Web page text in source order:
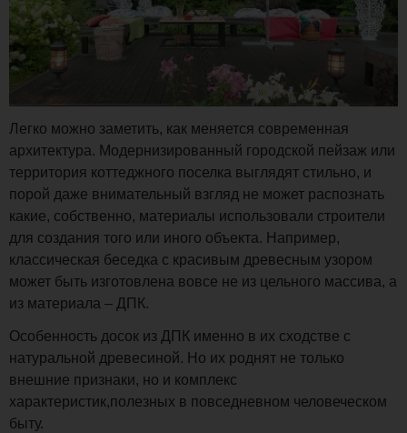
Легко можно заметить, как меняется современная
архитектура. Модернизированный городской пейзаж или
территория коттеджного поселка выглядят стильно, и
порой даже внимательный взгляд не может распознать
какие, собственно, материалы использовали строители
для создания того или иного объекта. Например,
классическая беседка с красивым древесным узором
может быть изготовлена вовсе не из цельного массива, а
из материала – ДПК.
Особенность досок из ДПК именно в их сходстве с
натуральной древесиной. Но их роднят не только
внешние признаки, но и комплекс
характеристик,полезных в повседневном человеческом
быту.